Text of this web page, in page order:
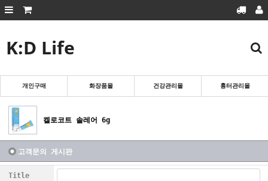
회원가입
흉터관리몰
화장품몰
건강관리몰
개인구매
K:D Life
개인구매 화장품몰 건강관리몰 흉터관리몰
켈로코트 솔레어 6g
고객문의 게시판
Title